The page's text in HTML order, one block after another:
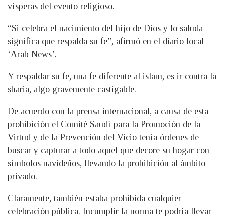
vísperas del evento religioso.
“Si celebra el nacimiento del hijo de Dios y lo saluda
significa que respalda su fe”, afirmó en el diario local
‘Arab News’.
Y respaldar su fe, una fe diferente al islam, es ir contra la
sharia, algo gravemente castigable.
De acuerdo con la prensa internacional, a causa de esta
prohibición el Comité Saudí para la Promoción de la
Virtud y de la Prevención del Vicio tenía órdenes de
buscar y capturar a todo aquel que decore su hogar con
símbolos navideños, llevando la prohibición al ámbito
privado.
Claramente, también estaba prohibida cualquier
celebración pública. Incumplir la norma te podría llevar